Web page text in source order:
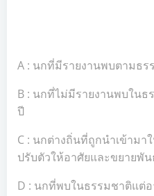
A : นกที่มีรายงานพบตามธร
B : นกที่ไม่มีรายงานพบในธ
ปี
C : นกต่างถิ่นที่ถูกนำเข้ามา
ปรับตัวให้อาศัยและขยายพั
D : นกที่พบในธรรมชาติแต่อ